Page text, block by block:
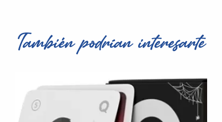
También podrían interesarte